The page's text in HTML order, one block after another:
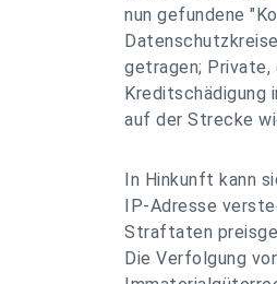
nun gefundene
getragen; Private,
Kreditschädigung
auf der Strecke
In Hinkunft kann
IP-Adresse
Straftaten
Die Verfolgung